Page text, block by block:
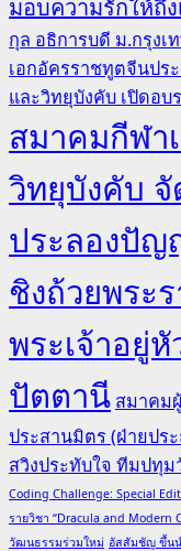
มอบความรักให้ถึง
กุล อธิการบดี ม.กรุง
เอกอัครราชทูตจีนปร
และวิทยุบังคับ เปิดอบ
สมาคมกีฬา
วิทยุบังคับ
ประลองปัญ
ชิงถ้วยพระ
พระเจ้าอยู่
ปัตตานี สมาคม
ประสานมิตร (ฝ่ายปร
สวิงประทับใจ ทีมปทุ
Coding Challenge: Special
รายวิชา “Dracula and Modern
วัฒนธรรมร่วมใหม่ อัสสัมชัญ ขึ้นน